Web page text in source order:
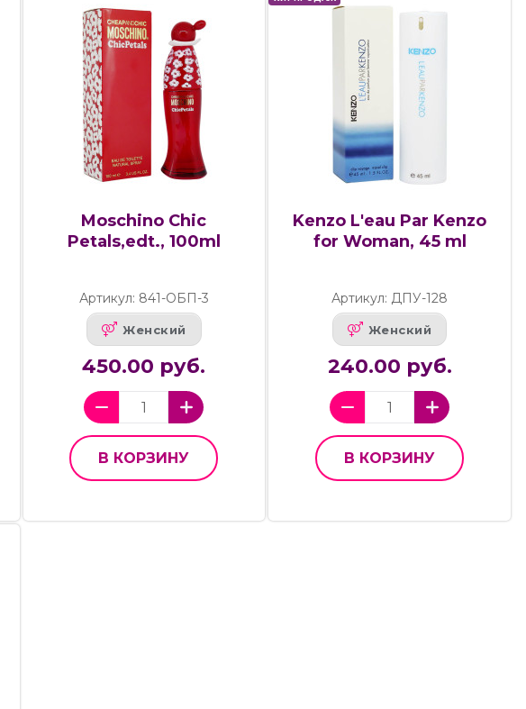
Moschino Chic
Petals,edt., 100ml
Артикул: 841-ОБП-3
Женский
450.00 руб.
В КОРЗИНУ
Kenzo L'eau Par Kenzo
for Woman, 45 ml
Артикул: ДПУ-128
Женский
240.00 руб.
В КОРЗИНУ